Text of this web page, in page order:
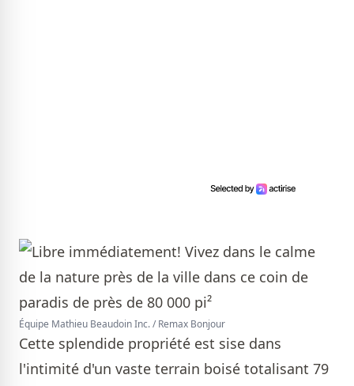
Équipe Mathieu Beaudoin Inc. / Remax Bonjour
Cette splendide propriété est sise dans
l'intimité d'un vaste terrain boisé totalisant 79